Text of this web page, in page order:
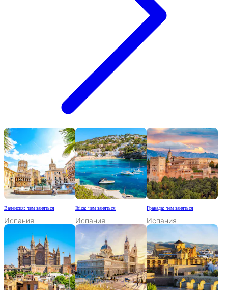
Валенсия: чем заняться
Испания
Ibiza: чем заняться
Испания
Гранада: чем заняться
Испания